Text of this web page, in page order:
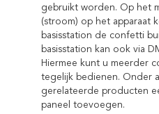
gebruikt worden. Op het
(stroom) op het apparaat
basisstation de confetti
basisstation kan ook via
Hiermee kunt u meerder
tegelijk bedienen. Onder
gerelateerde producten
paneel toevoegen.